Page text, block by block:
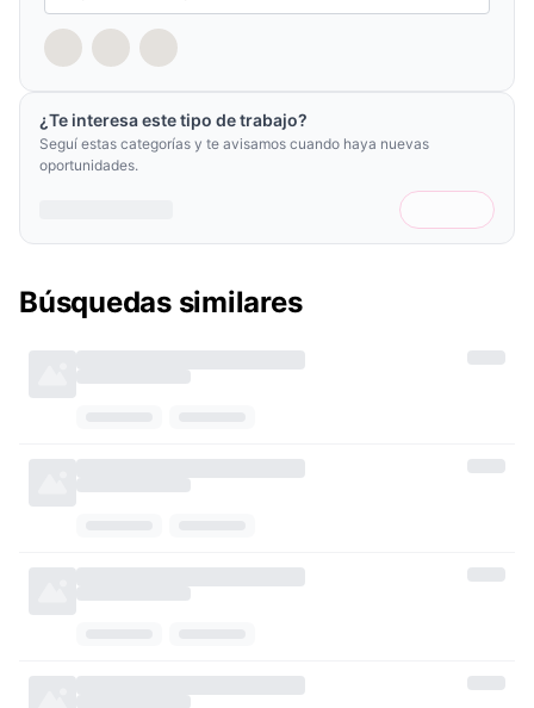
¿Te interesa este tipo de trabajo?
Seguí estas categorías y te avisamos cuando haya nuevas
oportunidades.
Búsquedas similares